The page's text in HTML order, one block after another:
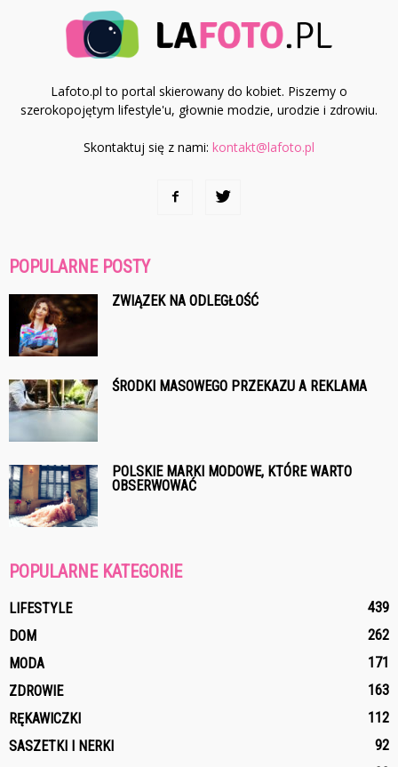
Lafoto.pl to portal skierowany do kobiet. Piszemy o
szerokopojętym lifestyle'u, głownie modzie, urodzie i zdrowiu.
Skontaktuj się z nami: kontakt@lafoto.pl
POPULARNE POSTY
ZWIĄZEK NA ODLEGŁOŚĆ
ŚRODKI MASOWEGO PRZEKAZU A REKLAMA
POLSKIE MARKI MODOWE, KTÓRE WARTO
OBSERWOWAĆ
POPULARNE KATEGORIE
LIFESTYLE
439
DOM
262
MODA
171
ZDROWIE
163
RĘKAWICZKI
112
SASZETKI I NERKI
92